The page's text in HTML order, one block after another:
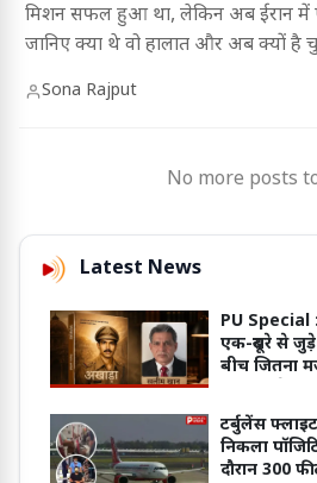
मिशन सफल हुआ था, लेकिन अब ईरान में
जानिए क्या थे वो हालात और अब क्यों है
Sona Rajput
No more posts
Latest News
PU Special :
एक-दूसरे से
बीच जितना
टर्बुलेंस
निकला
दौरान 300